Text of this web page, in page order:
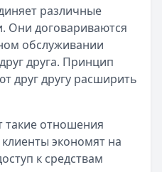
различные
Они договариваются
обслуживании
друга. Принцип
друг другу расширить
отношения
клиенты экономят на
к средствам